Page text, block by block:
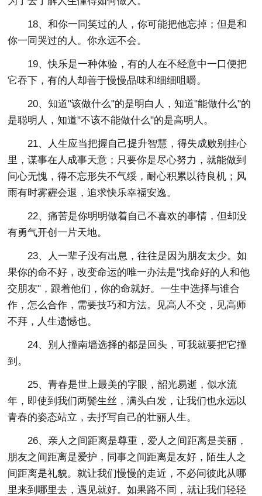
18、和你一同笑过的人，你可能把他忘掉；但是和
你一同哭过的人。你永远不会。
19、快乐是一种体验，有的人在不经意中一口便把
它吞下，有的人却善于慢慢品味和细细咀嚼。
20、知道"该做什么"的是明白人，知道"能做什么"的
是聪明人，知道"不该不能做什么"的是高明人。
21、人生应当把握自己提升智慧，得失成败别挂心
里，谋事在人成事天意；只要你是尽心努力，就能做到
问心无愧，得不忘形失不气绥，耐心积累以待良机；风
雨有时雾霾会退，追求快乐幸福安逸。
22、痛苦是你明明做着自己不喜欢的事情，但却没
有勇气开创一片天地。
23、人一辈子没有出息，往往是因为朋友太少。如
果你的命不好，改变命运的唯一办法是"找命好的人和他
交朋友"，跟着他们，你的命就好。一生中选择与谁合
作，怎么合作，需要技巧和方法。见高人不交，见高师
不拜，人生遗憾也。
24、别人撞南墙选择的都是回头，可我就要把它撞
到。
25、青春是世上最美的字眼，韶光易逝，似水流
年，即使到我们两鬓生丝，满头白发，让我们也永远以
青春的姿态站立，去抒写自己的壮丽人生。
26、亲人之间距离是尊重，爱人之间距离是美丽，
朋友之间距离是爱护，同事之间距离是友好，陌生人之
间距离是礼貌。就让我们慢慢的走近，不必问彼此从哪
里来到哪里去，遇见就好。如果路不同，就让我们轻轻